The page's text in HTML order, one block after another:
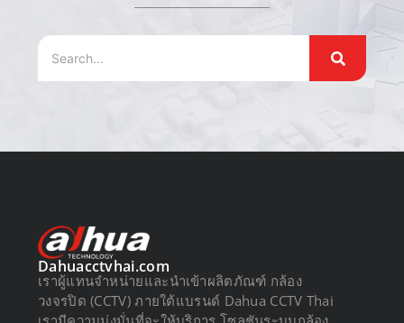
Dahuacctvhai.com
เราผู้แทนจำหน่ายและนำเข้าผลิตภัณฑ์ กล้อง
วงจรปิด (CCTV) ภายใต้แบรนด์ Dahua CCTV Thai